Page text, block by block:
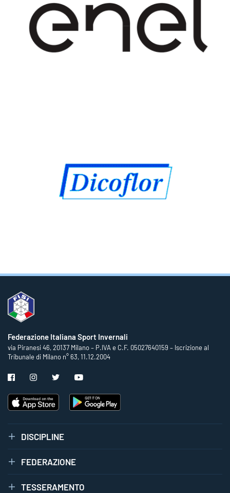
Federazione Italiana Sport Invernali
via Piranesi 46, 20137 Milano – P.IVA e C.F. 05027640159 – Iscrizione al
Tribunale di Milano n° 63, 11.12.2004
DISCIPLINE
FEDERAZIONE
TESSERAMENTO